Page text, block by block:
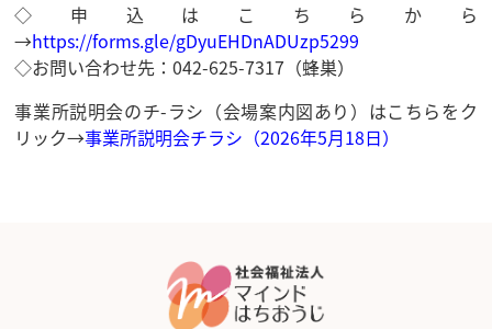
◇申込はこちらから
→https://forms.gle/gDyuEHDnADUzp5299
◇お問い合わせ先：042-625-7317（蜂巣）
事業所説明会のチ-ラシ（会場案内図あり）はこちらをク
リック→事業所説明会チラシ（2026年5月18日）